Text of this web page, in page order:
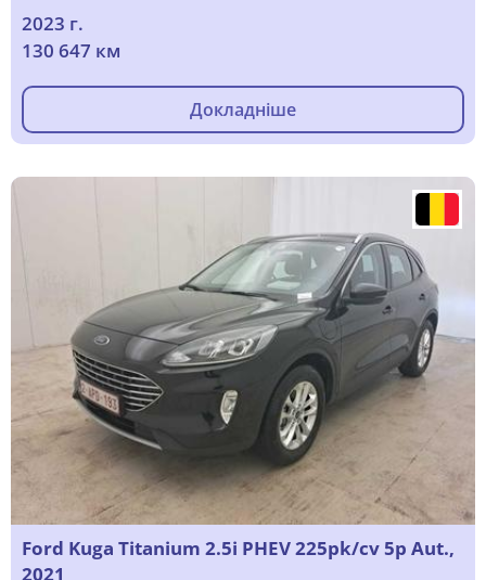
2023 г.
130 647 км
Докладніше
Ford Kuga Titanium 2.5i PHEV 225pk/cv 5p Aut.,
2021